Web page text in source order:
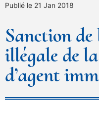
Publié le 21 Jan 2018
Sanction de
illégale de
d’agent